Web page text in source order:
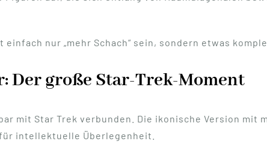
nur „mehr Schach“ sein, sondern etwas
Der große Star-Trek-Moment
mit Star Trek verbunden. Die ikonische Version mit
intellektuelle Überlegenheit.